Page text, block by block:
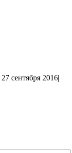
27 сентября 2016|